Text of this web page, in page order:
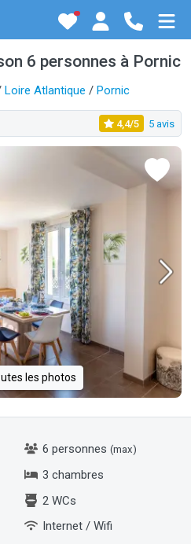
6 personnes à Pornic
Loire Atlantique / Pornic
4,4/5 5 avis
les photos
6 personnes (max)
3 chambres
2 WCs
Internet / Wifi